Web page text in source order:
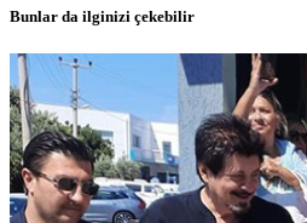
Bunlar da ilginizi çekebilir